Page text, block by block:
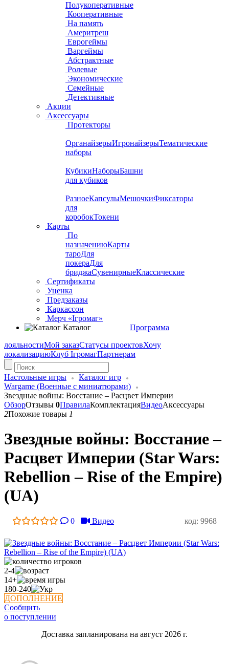
Полукоперативные
Кооперативные
На память
Америтреш
Еврогеймы
Варгеймы
Абстрактные
Ролевые
Экономические
Семейные
Детективные
Акции
Аксессуары
Протекторы
ОрганайзерыИгронайзерыТематические
наборы
КубикиНаборыБашни
для кубиков
РазноеКапсулыМешочкиФиксаторы
для
коробокТокени
Карты
По
назначениюКарты
тароДля
покераДля
бриджаСувенирныеКлассические
Сертификаты
Уценка
Предзаказы
Каркассон
Мерч «Ігромаг»
Каталог
Программа
лояльностиМой заказСтатусы проектовХочу
локализациюКлуб ІгромагПартнерам
Настольные игры
Каталог игр
Wargame (Военные с миниатюрами)
Звездные войны: Восстание – Расцвет Империи
ОбзорОтзывы 0ПравилаКомплектацияВидеоАксессуары
2Похожие товары 1
Звездные войны: Восстание –
Расцвет Империи (Star Wars:
Rebellion – Rise of the Empire)
(UA)
0 Видео код: 9968
2-4
14+
180-240
ДОПОЛНЕНИЕ
Сообщить
о поступлении
Доставка запланирована на август 2026 г.